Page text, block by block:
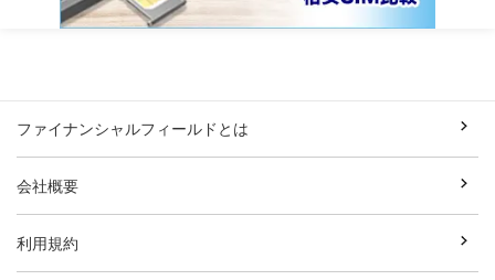
ファイナンシャルフィールドとは
会社概要
利用規約